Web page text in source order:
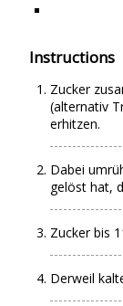
Instructions
Zucker
(alternativ
erhitzen.
Dabei
gelöst hat,
Zucker bis
Derweil